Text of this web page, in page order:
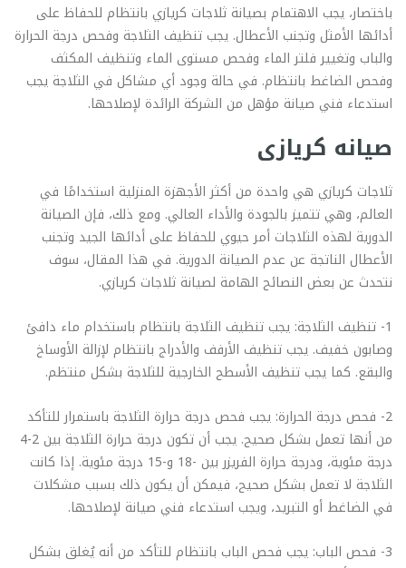
باختصار، يجب الاهتمام بصيانة ثلاجات كريازي بانتظام للحفاظ على
أدائها الأمثل وتجنب الأعطال. يجب تنظيف الثلاجة وفحص درجة الحرارة
والباب وتغيير فلتر الماء وفحص مستوى الماء وتنظيف المكثف
وفحص الضاغط بانتظام. في حالة وجود أي مشاكل في الثلاجة يجب
استدعاء فني صيانة مؤهل من الشركة الرائدة لإصلاحها.
صيانه كريازى
ثلاجات كريازي هي واحدة من أكثر الأجهزة المنزلية استخدامًا في
العالم، وهي تتميز بالجودة والأداء العالي. ومع ذلك، فإن الصيانة
الدورية لهذه الثلاجات أمر حيوي للحفاظ على أدائها الجيد وتجنب
الأعطال الناتجة عن عدم الصيانة الدورية. في هذا المقال، سوف
نتحدث عن بعض النصائح الهامة لصيانة ثلاجات كريازي.
1- تنظيف الثلاجة: يجب تنظيف الثلاجة بانتظام باستخدام ماء دافئ
وصابون خفيف. يجب تنظيف الأرفف والأدراج بانتظام لإزالة الأوساخ
والبقع. كما يجب تنظيف الأسطح الخارجية للثلاجة بشكل منتظم.
2- فحص درجة الحرارة: يجب فحص درجة حرارة الثلاجة باستمرار للتأكد
من أنها تعمل بشكل صحيح. يجب أن تكون درجة حرارة الثلاجة بين 2-4
درجة مئوية، ودرجة حرارة الفريزر بين -18 و-15 درجة مئوية. إذا كانت
الثلاجة لا تعمل بشكل صحيح، فيمكن أن يكون ذلك بسبب مشكلات
في الضاغط أو التبريد، ويجب استدعاء فني صيانة لإصلاحها.
3- فحص الباب: يجب فحص الباب بانتظام للتأكد من أنه يُغلق بشكل